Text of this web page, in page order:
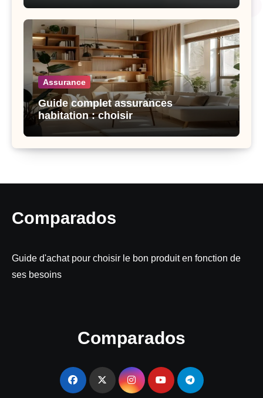
Assurance
Guide complet assurances
habitation : choisir
Comparados
Guide d'achat pour choisir le bon produit en fonction de
ses besoins
Comparados